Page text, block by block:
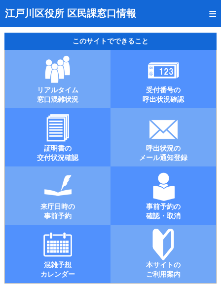
江戸川区役所 区民課窓口情報
トップページ
リアルタイム窓口混雑状況
受付番号の呼出状況確認
証明書の交付状況確認
呼出状況のメール通知登録
来庁日時の事前予約
事前予約の確認・取消
混雑予想カレンダー
本サイトのご利用案内
このサイトでできること
リアルタイム
窓口混雑状況
受付番号の
呼出状況確認
証明書の
交付状況確認
呼出状況の
メール通知登録
来庁日時の
事前予約
事前予約の
確認・取消
混雑予想
カレンダー
本サイトの
ご利用案内